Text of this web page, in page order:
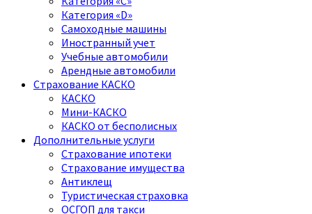
Категория «D»
Самоходные машины
Иностранный учет
Учебные автомобили
Арендные автомобили
Страхование КАСКО
КАСКО
Мини-КАСКО
КАСКО от бесполисных
Дополнительные услуги
Страхование ипотеки
Страхование имущества
Антиклещ
Туристическая страховка
ОСГОП для такси